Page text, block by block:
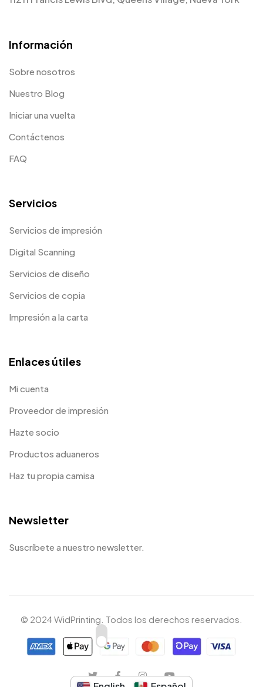
Información
Sobre nosotros
Nuestro Blog
Iniciar una vuelta
Contáctenos
FAQ
Servicios
Servicios de impresión
Digital Scanning
Servicios de diseño
Servicios de copia
Impresión a la carta
Enlaces útiles
Mi cuenta
Proveedor de impresión
Hazte socio
Productos aduaneros
Haz tu propia camisa
Newsletter
Suscríbete a nuestro newsletter.
© 2024 WidPrinting. Todos los derechos reservados.